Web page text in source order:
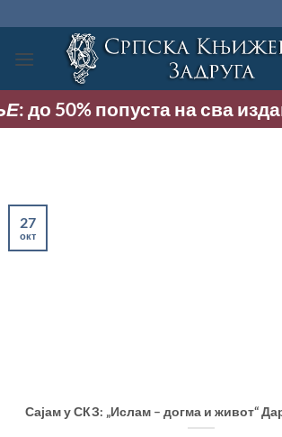
на
садржај
до 50% попуста на сва
Сајам у СКЗ: „Ислам – догма и живот“
27
окт